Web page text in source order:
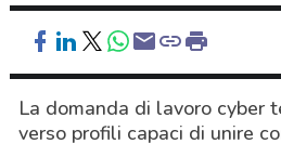
La domanda di lavoro cyber
verso profili capaci di unire